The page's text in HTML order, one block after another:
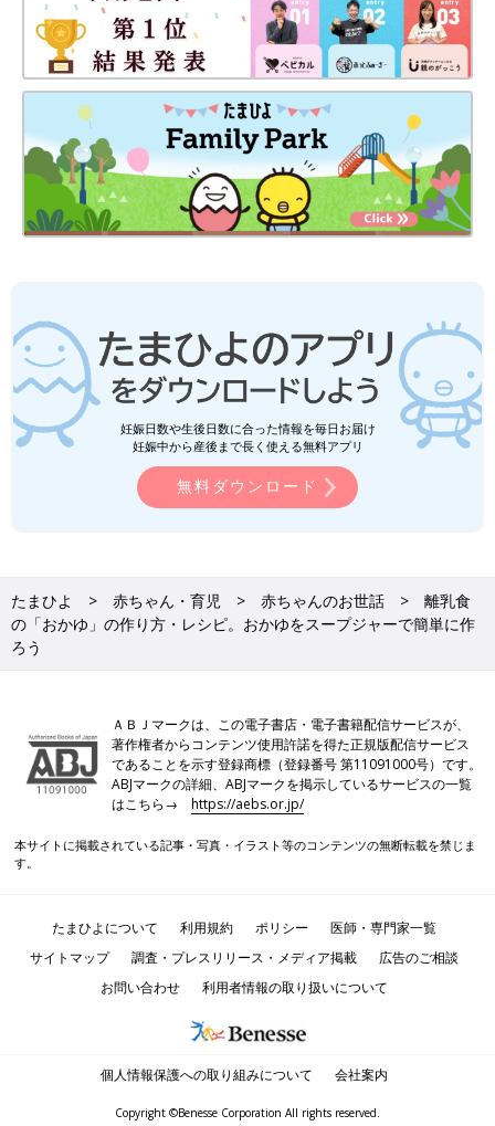
妊娠日数や生後日数に合った情報を毎日お届け
妊娠中から産後まで長く使える無料アプリ
無料ダウンロード
たまひよ 赤ちゃん・育児 赤ちゃんのお世話
離乳食
の「おかゆ」の作り方・レシピ。おかゆをスープジャーで簡単に作
ろう
ＡＢＪマークは、この電子書店・電子書籍配信サービスが、
著作権者からコンテンツ使用許諾を得た正規版配信サービス
であることを示す登録商標（登録番号 第11091000号）です。
ABJマークの詳細、ABJマークを掲示しているサービスの一覧
はこちら→https://aebs.or.jp/
本サイトに掲載されている記事・写真・イラスト等のコンテンツの無断転載を禁じま
す。
たまひよについて 利用規約 ポリシー
医師・専門家一覧
サイトマップ
調査・プレスリリース・メディア掲載
広告のご相談
お問い合わせ
利用者情報の取り扱いについて
個人情報保護への取り組みについて 会社案内
Copyright ©Benesse Corporation All rights reserved.